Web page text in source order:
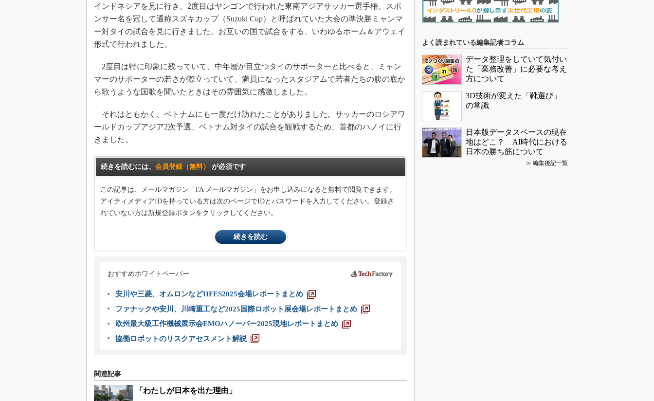
インドネシアを見に行き、2度目はヤンゴンで行われた東南アジアサッカー選手権、スポ
ンサー名を冠して通称スズキカップ（Suzuki Cup）と呼ばれていた大会の準決勝ミャンマ
ー対タイの試合を見に行きました。お互いの国で試合をする、いわゆるホーム＆アウェイ
形式で行われました。
2度目は特に印象に残っていて、中年層が目立つタイのサポーターと比べると、ミャン
マーのサポーターの若さが際立っていて、満員になったスタジアムで若者たちの腹の底か
ら歌うような国歌を聞いたときはその雰囲気に感激しました。
それはともかく、ベトナムにも一度だけ訪れたことがありました。サッカーのロシアワ
ールドカップアジア2次予選、ベトナム対タイの試合を観戦するため、首都のハノイに行
きました。
続きを読むには、 会員登録（無料） が必須です
この記事は、メールマガジン「FA メールマガジン」をお申し込みになると無料で閲覧できます。
アイティメディアIDを持っている方は次のページでIDとパスワードを入力してください。登録さ
れていない方は新規登録ボタンをクリックしてください。
続きを読む
おすすめホワイトペーパー
安川や三菱、オムロンなどIIFES2025会場レポートまとめ
ファナックや安川、川崎重工など2025国際ロボット展会場レポートまとめ
欧州最大級工作機械展示会EMOハノーバー2025現地レポートまとめ
協働ロボットのリスクアセスメント解説
関連記事
「わたしが日本を出た理由」
よく読まれている編集記者コラム
データ整理をしていて気付い
た「業務改善」に必要な考え
方について
3D技術が変えた「靴選び」
の常識
日本版データスペースの現在
地はどこ？ AI時代における
日本の勝ち筋について
≫ 編集後記一覧